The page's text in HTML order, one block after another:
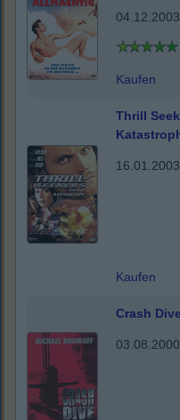
04.12.2003
Kaufen
Thrill
16.01.2003
Kaufen
Crash Dive
03.08.2000